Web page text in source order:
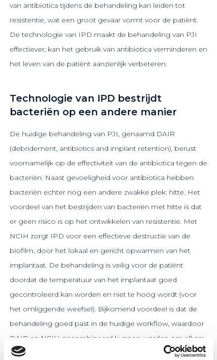
van antibiotica tijdens de behandeling kan leiden tot
resistentie, wat een groot gevaar vormt voor de patiënt.
De technologie van IPD maakt de behandeling van PJI
effectiever, kan het gebruik van antibiotica verminderen en
het leven van de patiënt aanzienlijk verbeteren.
Technologie van IPD bestrijdt
bacteriën op een andere manier
De huidige behandeling van PJI, genaamd DAIR
(debridement, antibiotics and implant retention), berust
voornamelijk op de effectiviteit van de antibiotica tegen de
bacteriën. Naast gevoeligheid voor antibiotica hebben
bacteriën echter nog een andere zwakke plek: hitte. Het
voordeel van het bestrijden van bacteriën met hitte is dat
er geen risico is op het ontwikkelen van resistentie. Met
NCIH zorgt IPD voor een effectieve destructie van de
biofilm, door het lokaal en gericht opwarmen van het
implantaat. De behandeling is veilig voor de patiënt
doordat de temperatuur van het implantaat goed
gecontroleerd kan worden en niet te hoog wordt (voor
het omliggende weefsel). Bijkomend voordeel is dat de
behandeling goed past in de huidige workflow, waardoor
DAIR en NCIH gecombineerd kunnen worden om elkaar
te versterken.